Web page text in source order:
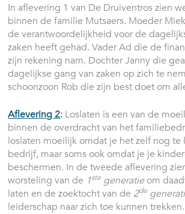
In aflevering 1 van De Druiventros zien
binnen de familie Mutsaers. Moeder
de verantwoordelijkheid voor de
zaken heeft gehad. Vader Ad die de
zijn rekening nam. Dochter Janny die
dagelijkse gang van zaken op zich te
schoonzoon Rob die zijn best doet om
Aflevering 2: Loslaten is een van de
binnen de overdracht van het
loslaten moeilijk omdat je het zelf nog
bedrijf, maar soms ook omdat je je
beschermen. In de tweede aflevering
worsteling van de 1ste generatie om
laten en de zoektocht van de 2de
leiderschap naar zich toe kunnen trekken.